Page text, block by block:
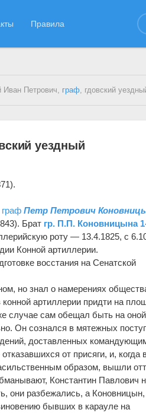
Правила
Иван Петрович, граф, гдовский уездный
уездный
граф Петр Петрович
Брат гр. П.П. Коновницына
роту — 13.4.1825, с
Конной артиллерии.
восстания на Сенатской
но знал о намерениях
артиллерии придти на
случае сам обещал быть на
Он сознался в мятежных
доставленных
от присяги, и, когда
образом, вышли
Константин Павлович
они разбежались, а Коновницын,
бывших в карауле на